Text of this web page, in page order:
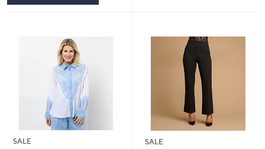
SALE
SALE